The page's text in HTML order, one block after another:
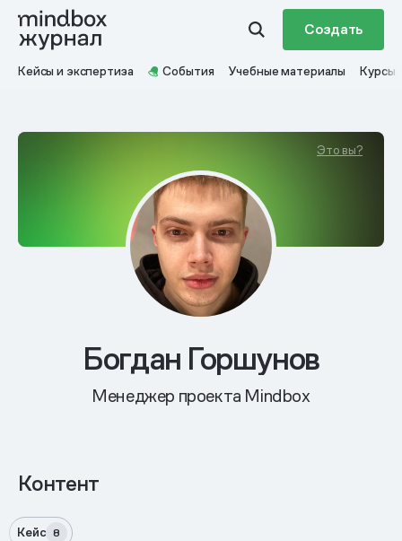
Создать
Кейсы и экспертиза События Учебные материалы Курсы
Это вы?
Богдан Горшунов
Менеджер проекта Mindbox
Контент
Кейс 8